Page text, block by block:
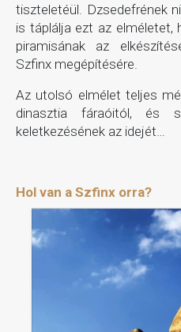
tiszteletéül. Dzsedefrének
is táplálja ezt az elméletet,
piramisának az
Szfinx megépítésére.
Az utolsó elmélet teljes
dinasztia fáraóitól, és
keletkezésének az idejét…
Hol van a Szfinx orra?